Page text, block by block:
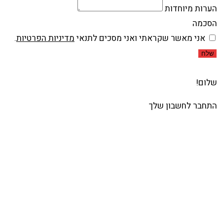
הערות מיוחדות
הסכמה
אני מאשר שקראתי ואני מסכים לתנאי מדיניות הפרטיות.
שלח
שלום!
התחבר לחשבון שלך